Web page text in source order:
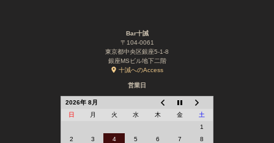
Bar十誡
〒104-0061
東京都中央区銀座5-1-8
銀座MSビル地下二階
十誡へのAccess
営業日
2026年 8月
日
月 火 水 木 金
土
1
2
3 4 5 6 7
8